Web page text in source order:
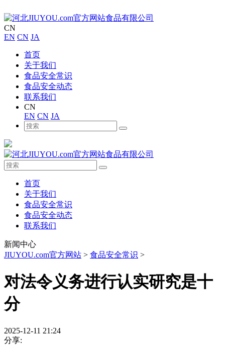
CN
EN CN JA
首页
关于我们
食品安全常识
食品安全动态
联系我们
CN
EN CN JA
首页
关于我们
食品安全常识
食品安全动态
联系我们
新闻中心
JIUYOU.com官方网站 > 食品安全常识 >
对法令义务进行认实研究是十
分
2025-12-11 21:24
分享: